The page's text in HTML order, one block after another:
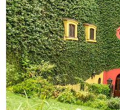
人物访谈
东京
编辑部通知